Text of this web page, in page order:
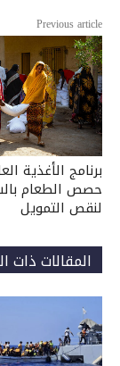
Previous article
برنامج الأغذية
حصص الطعام
لنقص التمويل
المقالات ذات